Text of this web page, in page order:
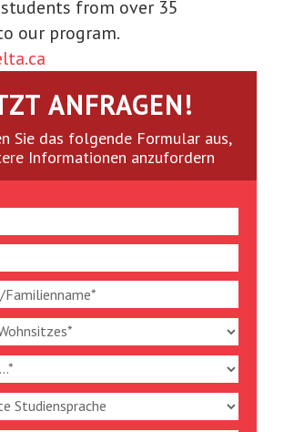
from over 35
our program.
ANFRAGEN!
Sie das folgende Formular aus,
Informationen anzufordern